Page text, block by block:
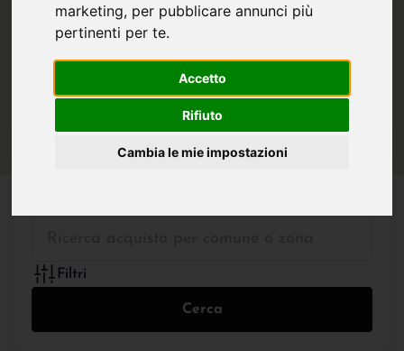
marketing, per pubblicare annunci più
pertinenti per te.
Accetto
Rifiuto
Cambia le mie impostazioni
Filtri
Cerca